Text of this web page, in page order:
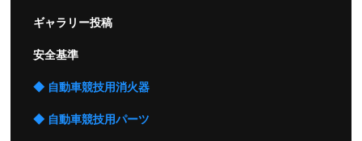
ギャラリー投稿
安全基準
◆ 自動車競技用消火器
◆ 自動車競技用パーツ